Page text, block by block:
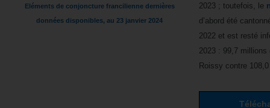
Eléments de conjoncture francilienne dernières
données disponibles, au 23 janvier 2024
2023 ; toutefois, le
d’abord été
2022 et est resté
2023 : 99,7
Roissy contre